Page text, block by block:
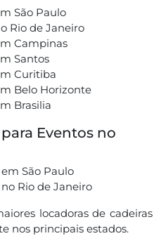
São Paulo
Rio de Janeiro
Campinas
Santos
Curitiba
Belo Horizonte
Brasilia
Eventos no
São Paulo
Rio de Janeiro
locadoras de cadeiras
nos principais estados.